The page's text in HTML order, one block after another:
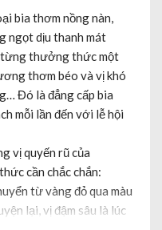
bia thơm nồng nàn,
ngọt dịu thanh mát
từng thưởng thức một
thơm béo và vị khó
Đó là đẳng cấp bia
mỗi lần đến với lễ hội
vị quyến rũ của
cần chắc chắn:
từ vàng đỏ qua màu
lại, vị đậm sâu là lúc